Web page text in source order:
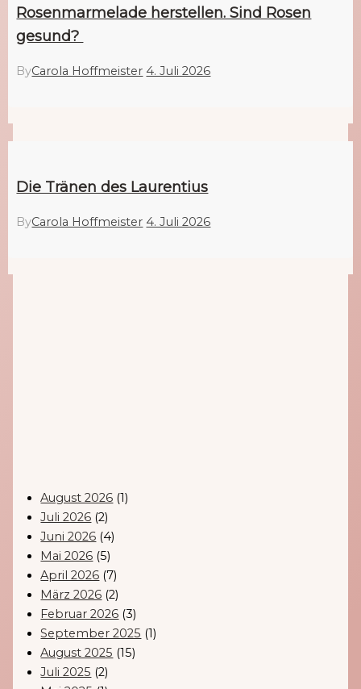
Rosenmarmelade herstellen. Sind Rosen
gesund?
ByCarola Hoffmeister 4. Juli 2026
Die Tränen des Laurentius
ByCarola Hoffmeister 4. Juli 2026
August 2026 (1)
Juli 2026 (2)
Juni 2026 (4)
Mai 2026 (5)
April 2026 (7)
März 2026 (2)
Februar 2026 (3)
September 2025 (1)
August 2025 (15)
Juli 2025 (2)